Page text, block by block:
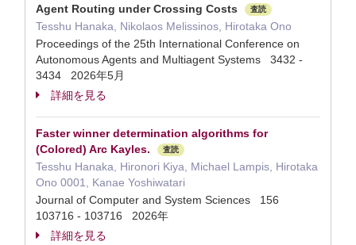
Agent Routing under Crossing Costs
査読
Tesshu Hanaka, Nikolaos Melissinos, Hirotaka Ono
Proceedings of the 25th International Conference on
Autonomous Agents and Multiagent Systems 3432 -
3434 2026年5月
詳細を見る
Faster winner determination algorithms for
(Colored) Arc Kayles.
査読
Tesshu Hanaka, Hironori Kiya, Michael Lampis, Hirotaka
Ono 0001, Kanae Yoshiwatari
Journal of Computer and System Sciences 156
103716 - 103716 2026年
詳細を見る